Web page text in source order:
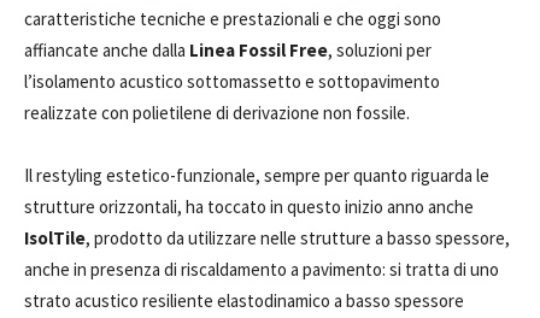
caratteristiche tecniche e prestazionali e che oggi sono
affiancate anche dalla Linea Fossil Free, soluzioni per
l’isolamento acustico sottomassetto e sottopavimento
realizzate con polietilene di derivazione non fossile.
Il restyling estetico-funzionale, sempre per quanto riguarda le
strutture orizzontali, ha toccato in questo inizio anno anche
IsolTile, prodotto da utilizzare nelle strutture a basso spessore,
anche in presenza di riscaldamento a pavimento: si tratta di uno
strato acustico resiliente elastodinamico a basso spessore